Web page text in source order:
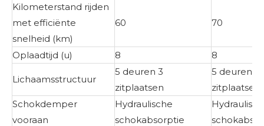
Kilometerstand rijden
met efficiënte
snelheid (km)
60 70
Oplaadtijd (u) 8 8
Lichaamsstructuur
5 deuren 3
zitplaatsen
5 deuren 3
zitplaatsen
Schokdemper
vooraan
Hydraulische
schokabsorptie